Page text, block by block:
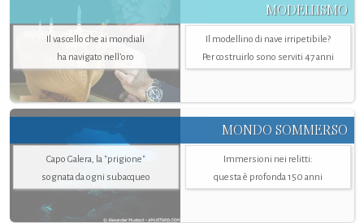
MODELLISMO
Il vascello che ai mondiali
ha navigato nell’oro
Il modellino di nave irripetibile?
Per costruirlo sono serviti 47 anni
MONDO SOMMERSO
Capo Galera, la "prigione"
sognata da ogni subacqueo
Immersioni nei relitti:
questa è profonda 150 anni